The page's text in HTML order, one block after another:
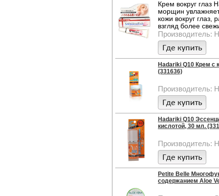
Крем вокруг глаз
морщин увлажняет
кожи вокруг глаз,
взгляд более
Производитель:
Hadariki Q10 Крем с
(331636)
Производитель:
Hadariki Q10
кислотой, 30 мл.
Производитель:
Petite Belle
содержанием Aloe